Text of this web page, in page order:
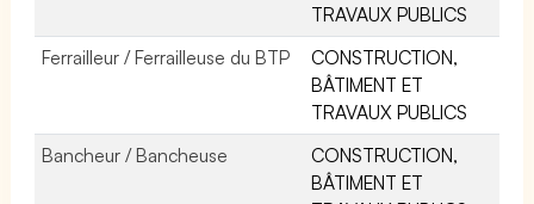
TRAVAUX PUBLICS
Ferrailleur / Ferrailleuse du BTP
CONSTRUCTION,
BÂTIMENT ET
TRAVAUX PUBLICS
Bancheur / Bancheuse
CONSTRUCTION,
BÂTIMENT ET